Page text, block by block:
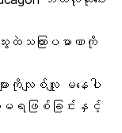
ထဲသကြားပမာဏကို
ားကိုလျစ်လျူ မနေပါ
မရဖြစ်ခြင်းနှင့်